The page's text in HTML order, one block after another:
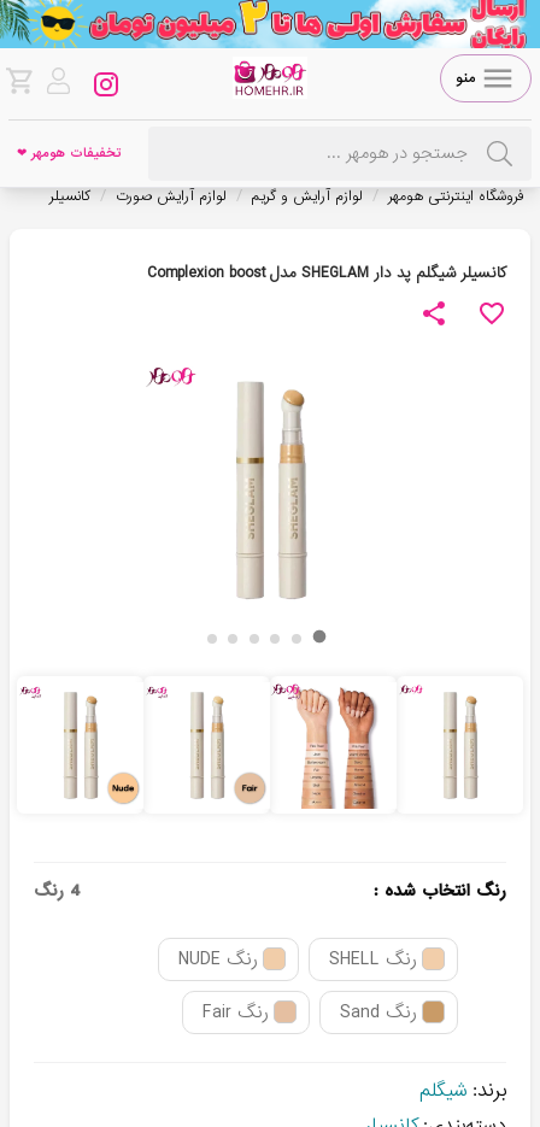
منو
تخفیفات هومهر ❤
فروشگاه اینترنتی هومهر / لوازم آرایش و گریم / لوازم آرایش صورت / کانسیلر
کانسیلر شیگلم پد دار SHEGLAM مدل Complexion boost
رنگ انتخاب شده :
4 رنگ
رنگ SHELL
رنگ NUDE
رنگ Sand
رنگ Fair
برند: شیگلم